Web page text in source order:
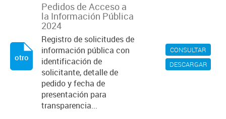
CONSULTAR
DESCARGAR
Pedidos de Acceso a
la Información Pública
2024
Registro de solicitudes de
información pública con
identificación de
solicitante, detalle de
pedido y fecha de
presentación para
transparencia...
otro